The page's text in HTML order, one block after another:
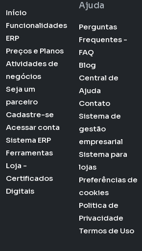
Início
Funcionalidades
ERP
Preços e Planos
Atividades de
negócios
Seja um
parceiro
Cadastre-se
Acessar conta
Sistema ERP
Ferramentas
Loja -
Certificados
Digitais
Ajuda
Perguntas
Frequentes -
FAQ
Blog
Central de
Ajuda
Contato
Sistema de
gestão
empresarial
Sistema para
lojas
Preferências de
cookies
Politica de
Privacidade
Termos de Uso